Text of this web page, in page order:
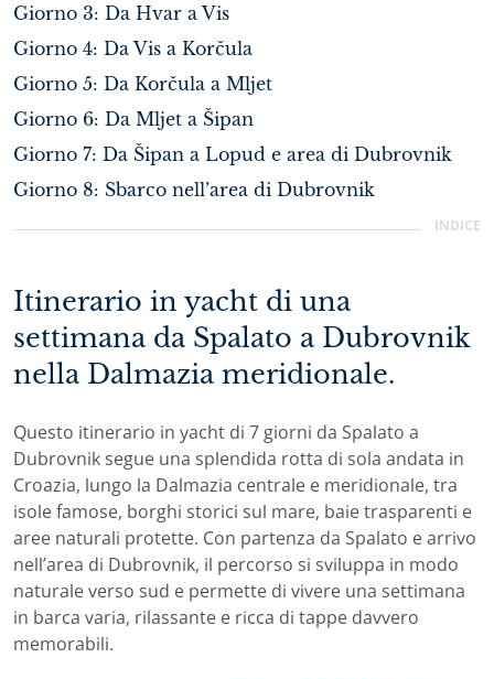
Giorno 3: Da Hvar a Vis
Giorno 4: Da Vis a Korčula
Giorno 5: Da Korčula a Mljet
Giorno 6: Da Mljet a Šipan
Giorno 7: Da Šipan a Lopud e area di Dubrovnik
Giorno 8: Sbarco nell’area di Dubrovnik
INDICE
Itinerario in yacht di una
settimana da Spalato a Dubrovnik
nella Dalmazia meridionale.
Questo itinerario in yacht di 7 giorni da Spalato a
Dubrovnik segue una splendida rotta di sola andata in
Croazia, lungo la Dalmazia centrale e meridionale, tra
isole famose, borghi storici sul mare, baie trasparenti e
aree naturali protette. Con partenza da Spalato e arrivo
nell’area di Dubrovnik, il percorso si sviluppa in modo
naturale verso sud e permette di vivere una settimana
in barca varia, rilassante e ricca di tappe davvero
memorabili.